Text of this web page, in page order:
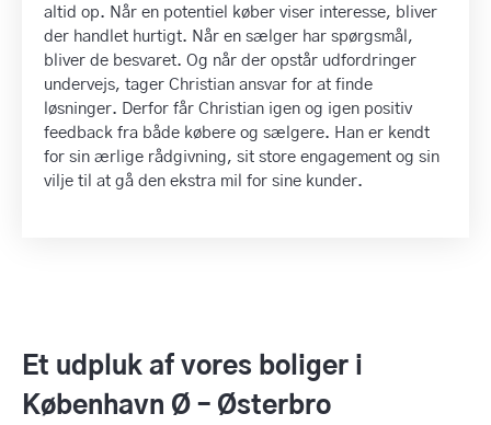
altid op. Når en potentiel køber viser interesse, bliver
der handlet hurtigt. Når en sælger har spørgsmål,
bliver de besvaret. Og når der opstår udfordringer
undervejs, tager Christian ansvar for at finde
løsninger. Derfor får Christian igen og igen positiv
feedback fra både købere og sælgere. Han er kendt
for sin ærlige rådgivning, sit store engagement og sin
vilje til at gå den ekstra mil for sine kunder.
Et udpluk af vores boliger i
København Ø – Østerbro